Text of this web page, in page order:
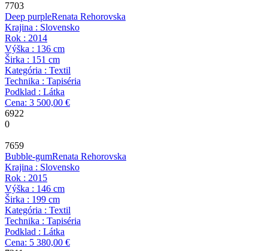
7703
Deep purpleRenata Rehorovska
Krajina : Slovensko
Rok : 2014
Výška : 136 cm
Širka : 151 cm
Kategória : Textil
Technika : Tapiséria
Podklad : Látka
Cena: 3 500,00 €
6922
0
7659
Bubble-gumRenata Rehorovska
Krajina : Slovensko
Rok : 2015
Výška : 146 cm
Širka : 199 cm
Kategória : Textil
Technika : Tapiséria
Podklad : Látka
Cena: 5 380,00 €